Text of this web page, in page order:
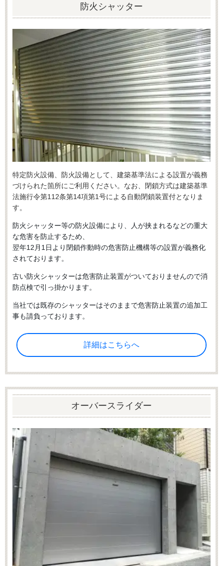
防火シャッター
特定防火設備、防火設備として、建築基準法による設置が義務
づけられた箇所にご利用ください。なお、閉鎖方式は建築基準
法施行令第112条第14項第1号による自動閉鎖装置付となりま
す。
防火シャッター等の防火設備により、人が挟まれるなどの重大
な危害を防止するため、
翌年12月1日より閉鎖作動時の危害防止機構等の設置が義務化
されております。
古い防火シャッターは危害防止装置がついておりませんので消
防点検で引っ掛かります。
当社では既存のシャッターはそのままで危害防止装置の追加工
事も請負っております。
詳細はこちらへ
オーバースライダー